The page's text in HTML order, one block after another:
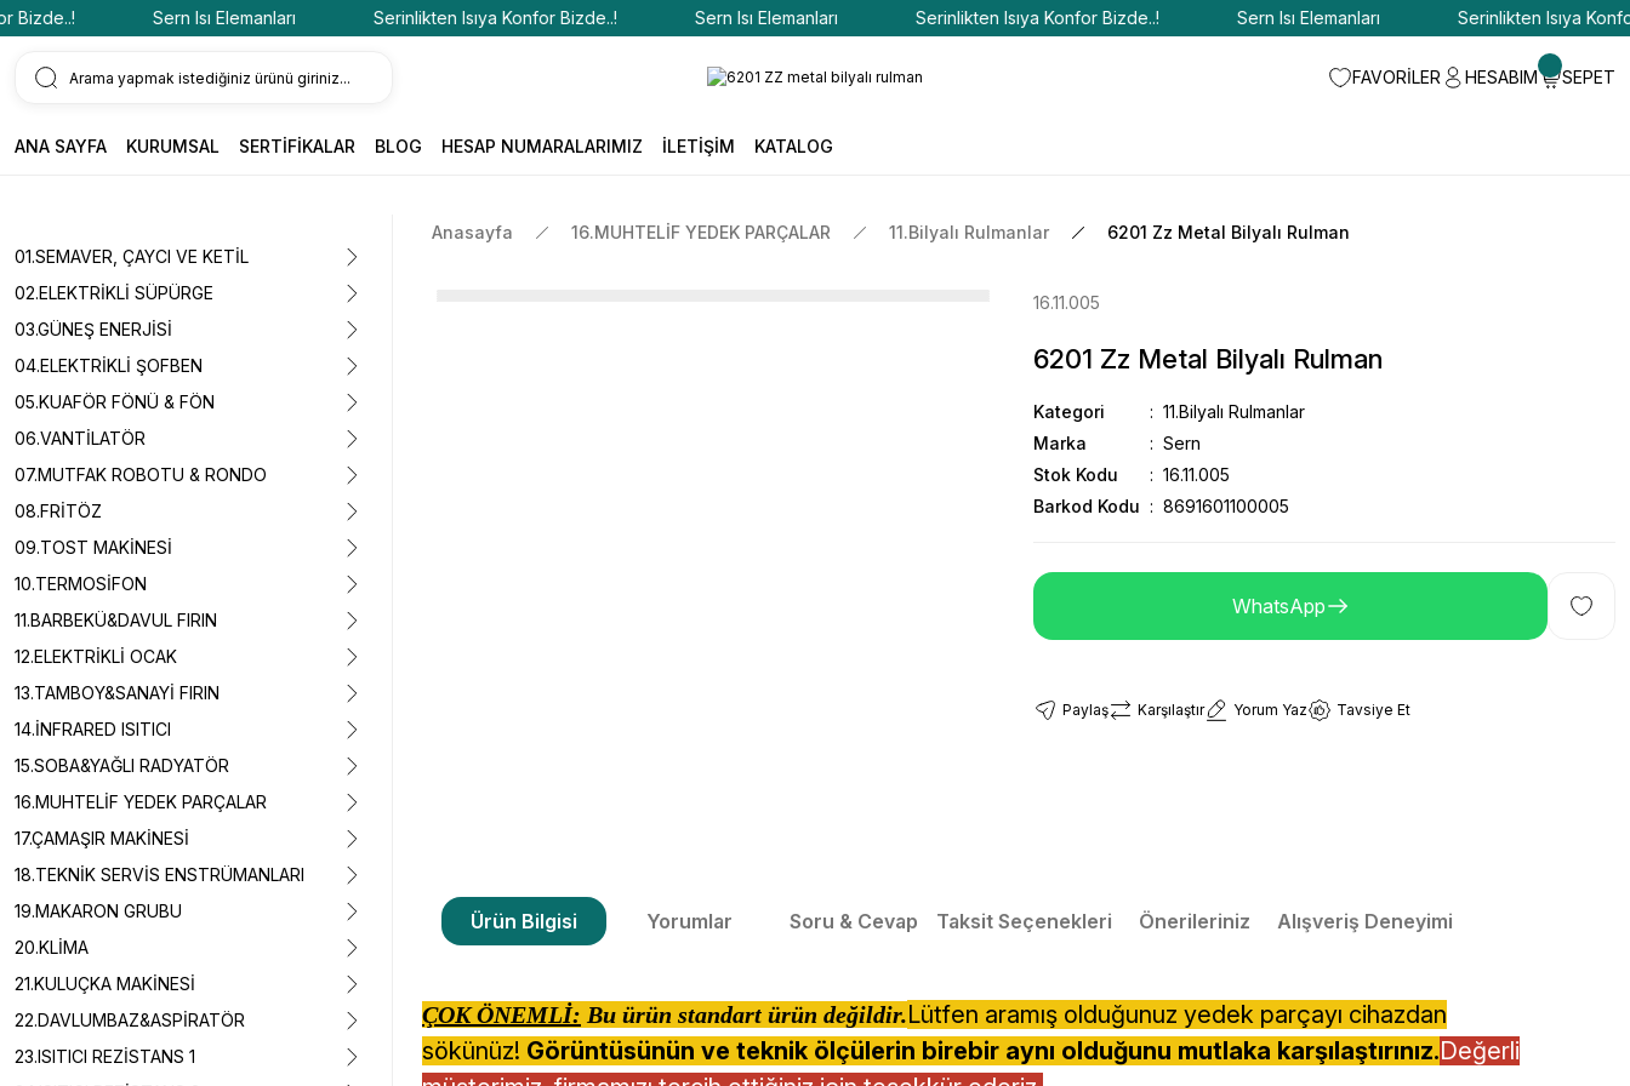
Sern Isı Elemanları Serinlikten Isıya Konfor Bizde..! Sern Isı Elemanları Serinlikten Isıya Konfor Bizde..! Sern Isı Elemanları Serinlikten Isıya Konfor
FAVORİLER HESABIM SEPET
ANA SAYFA KURUMSAL SERTİFİKALAR BLOG HESAP NUMARALARIMIZ İLETİŞİM KATALOG
01.SEMAVER, ÇAYCI VE KETİL
02.ELEKTRİKLİ SÜPÜRGE
03.GÜNEŞ ENERJİSİ
04.ELEKTRİKLİ ŞOFBEN
05.KUAFÖR FÖNÜ & FÖN
06.VANTİLATÖR
07.MUTFAK ROBOTU & RONDO
08.FRİTÖZ
09.TOST MAKİNESİ
10.TERMOSİFON
11.BARBEKÜ&DAVUL FIRIN
12.ELEKTRİKLİ OCAK
13.TAMBOY&SANAYİ FIRIN
14.İNFRARED ISITICI
15.SOBA&YAĞLI RADYATÖR
16.MUHTELİF YEDEK PARÇALAR
17.ÇAMAŞIR MAKİNESİ
18.TEKNİK SERVİS ENSTRÜMANLARI
19.MAKARON GRUBU
20.KLİMA
21.KULUÇKA MAKİNESİ
22.DAVLUMBAZ&ASPİRATÖR
23.ISITICI REZİSTANS 1
Anasayfa 16.MUHTELİF YEDEK PARÇALAR 11.Bilyalı Rulmanlar 6201 Zz Metal Bilyalı Rulman
16.11.005
6201 Zz Metal Bilyalı Rulman
Kategori
11.Bilyalı Rulmanlar
Marka
Sern
Stok Kodu
16.11.005
Barkod Kodu
8691601100005
WhatsApp
Paylaş Karşılaştır Yorum Yaz Tavsiye Et
Ürün Bilgisi Yorumlar Soru & Cevap Taksit Seçenekleri Önerileriniz Alışveriş Deneyimi
ÇOK ÖNEMLİ: Bu ürün standart ürün değildir.Lütfen aramış olduğunuz yedek parçayı cihazdan
sökünüz! Görüntüsünün ve teknik ölçülerin birebir aynı olduğunu mutlaka karşılaştırınız.Değerli